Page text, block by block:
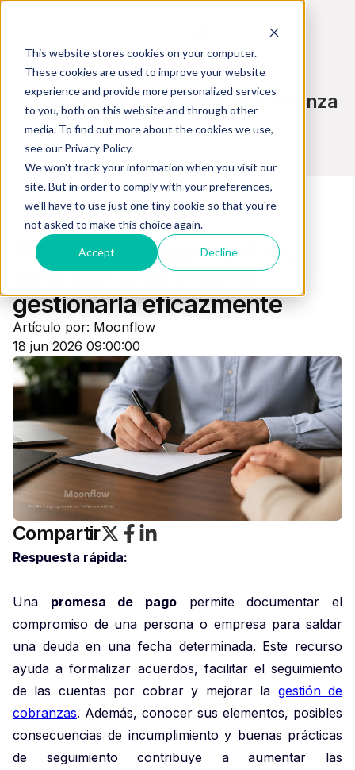
This website stores cookies on your computer.
These cookies are used to improve your website
experience and provide more personalized services
to you, both on this website and through other
media. To find out more about the cookies we use,
see our Privacy Policy.
We won't track your information when you visit our
site. But in order to comply with your preferences,
we'll have to use just one tiny cookie so that you're
not asked to make this choice again.
Accept Decline
Estrategias y consejos de cobranza
Cobranzas
Promesa de pago: qué es,
para qué sirve y cómo
gestionarla eficazmente
Artículo por: Moonflow
18 jun 2026 09:00:00
Compartir
Respuesta rápida:
Una promesa de pago permite documentar el
compromiso de una persona o empresa para saldar
una deuda en una fecha determinada. Este recurso
ayuda a formalizar acuerdos, facilitar el seguimiento
de las cuentas por cobrar y mejorar la gestión de
cobranzas. Además, conocer sus elementos, posibles
consecuencias de incumplimiento y buenas prácticas
de seguimiento contribuye a aumentar las